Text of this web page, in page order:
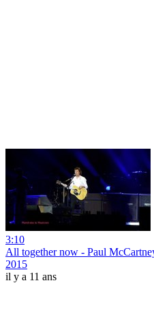
3:10
All together now - Paul
2015
il y a 11 ans